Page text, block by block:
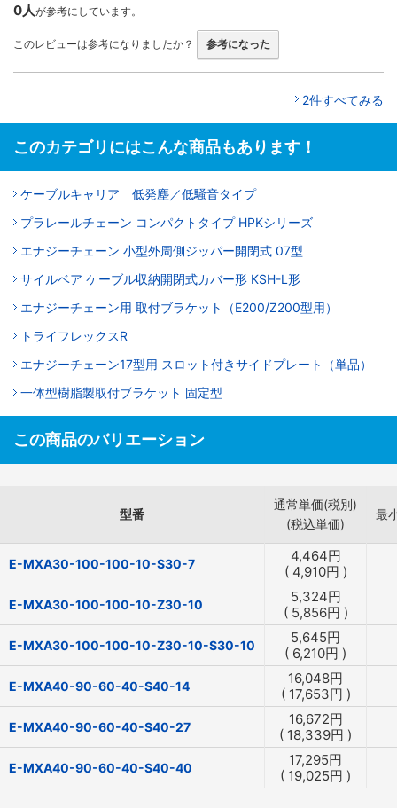
0人が参考にしています。
このレビューは参考になりましたか？ 参考になった
2件すべてみる
このカテゴリにはこんな商品もあります！
ケーブルキャリア 低発塵／低騒音タイプ
プラレールチェーン コンパクトタイプ HPKシリーズ
エナジーチェーン 小型外周側ジッパー開閉式 07型
サイルベア ケーブル収納開閉式カバー形 KSH-L形
エナジーチェーン用 取付ブラケット（E200/Z200型用）
トライフレックスR
エナジーチェーン17型用 スロット付きサイドプレート（単品）
一体型樹脂製取付ブラケット 固定型
この商品のバリエーション
型番
通常単価(税別)
(税込単価)
最
E-MXA30-100-100-10-S30-7 4,464円
( 4,910円 )
E-MXA30-100-100-10-Z30-10 5,324円
( 5,856円 )
E-MXA30-100-100-10-Z30-10-S30-10 5,645円
( 6,210円 )
E-MXA40-90-60-40-S40-14 16,048円
( 17,653円 )
E-MXA40-90-60-40-S40-27 16,672円
( 18,339円 )
E-MXA40-90-60-40-S40-40 17,295円
( 19,025円 )